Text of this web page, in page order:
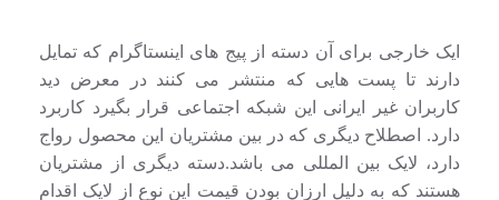
ایک خارجی برای آن دسته از پیج های اینستاگرام که تمایل
دارند تا پست هایی که منتشر می کنند در معرض دید
کاربران غیر ایرانی این شبکه اجتماعی قرار بگیرد کاربرد
دارد. اصطلاح دیگری که در بین مشتریان این محصول رواج
دارد، لایک بین المللی می باشد.دسته دیگری از مشتریان
هستند که به دلیل ارزان بودن قیمت این نوع از لایک اقدام